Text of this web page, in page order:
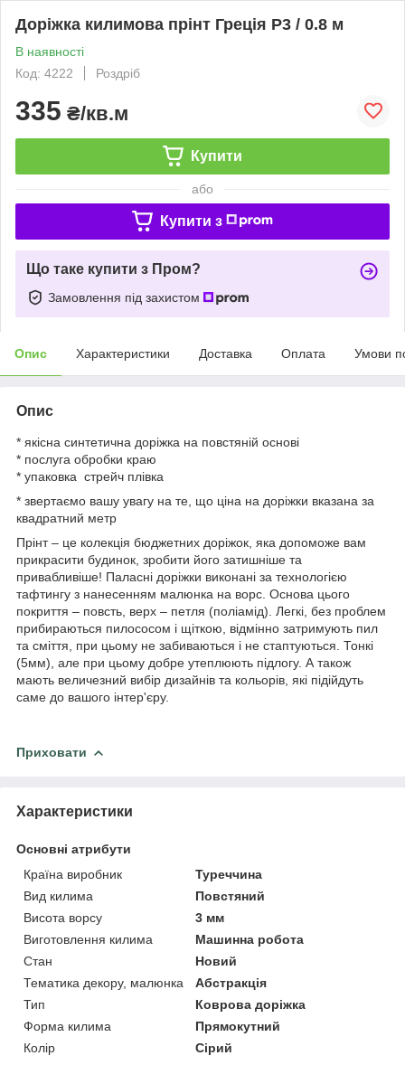
Доріжка килимова прінт Греція Р3 / 0.8 м
В наявності
Код: 4222
Роздріб
335 ₴/кв.м
Купити
або
Купити з
Що таке купити з Пром?
Замовлення під захистом
Опис Характеристики Доставка Оплата Умови
Опис
* якісна синтетична доріжка на повстяній основі
* послуга обробки краю
* упаковка стрейч плівка
* звертаємо вашу увагу на те, що ціна на доріжки вказана за
квадратний метр
Прінт – це колекція бюджетних доріжок, яка допоможе вам
прикрасити будинок, зробити його затишніше та
привабливіше! Паласні доріжки виконані за технологією
тафтингу з нанесенням малюнка на ворс. Основа цього
покриття – повсть, верх – петля (поліамід). Легкі, без проблем
прибираються пилососом і щіткою, відмінно затримують пил
та сміття, при цьому не забиваються і не стаптуються. Тонкі
(5мм), але при цьому добре утеплюють підлогу. А також
мають величезний вибір дизайнів та кольорів, які підійдуть
саме до вашого інтер'єру.
Приховати
Характеристики
Основні атрибути
Країна виробник
Туреччина
Вид килима
Повстяний
Висота ворсу
3 мм
Виготовлення килима
Машинна робота
Стан
Новий
Тематика декору, малюнка
Абстракція
Тип
Коврова доріжка
Форма килима
Прямокутний
Колір
Сірий